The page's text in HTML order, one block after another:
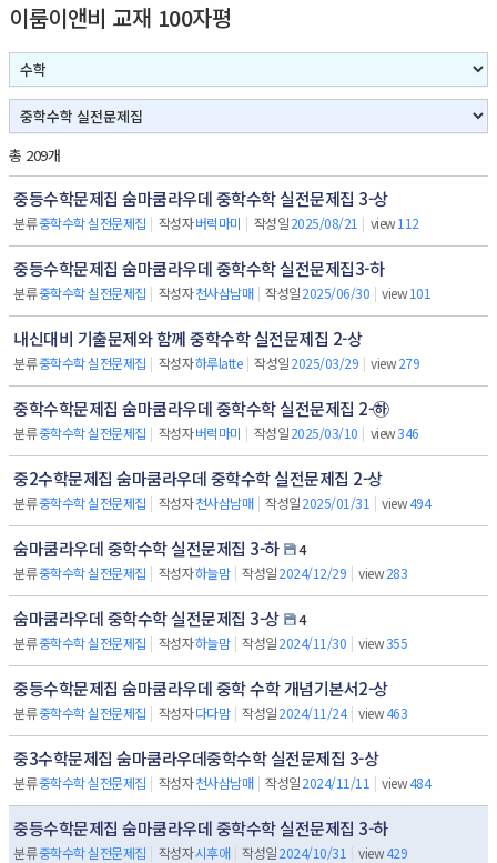
이룸이앤비 교재 100자평
총 209개
중등수학문제집 숨마쿰라우데 중학수학 실전문제집 3-상
분류중학수학 실전문제집 | 작성자버럭마미 | 작성일2025/08/21 | view112
중등수학문제집 숨마쿰라우데 중학수학 실전문제집3-하
분류중학수학 실전문제집 | 작성자천사삼남매 | 작성일2025/06/30 | view101
내신대비 기출문제와 함께 중학수학 실전문제집 2-상
분류중학수학 실전문제집 | 작성자하루latte | 작성일2025/03/29 | view279
중학수학문제집 숨마쿰라우데 중학수학 실전문제집 2-㉻
분류중학수학 실전문제집 | 작성자버럭마미 | 작성일2025/03/10 | view346
중2수학문제집 숨마쿰라우데 중학수학 실전문제집 2-상
분류중학수학 실전문제집 | 작성자천사삼남매 | 작성일2025/01/31 | view494
숨마쿰라우데 중학수학 실전문제집 3-하
4
분류중학수학 실전문제집 | 작성자하늘맘 | 작성일2024/12/29 | view283
숨마쿰라우데 중학수학 실전문제집 3-상
4
분류중학수학 실전문제집 | 작성자하늘맘 | 작성일2024/11/30 | view355
중등수학문제집 숨마쿰라우데 중학 수학 개념기본서2-상
분류중학수학 실전문제집 | 작성자다다맘 | 작성일2024/11/24 | view463
중3수학문제집 숨마쿰라우데중학수학 실전문제집 3-상
분류중학수학 실전문제집 | 작성자천사삼남매 | 작성일2024/11/11 | view484
중등수학문제집 숨마쿰라우데 중학수학 실전문제집 3-하
분류중학수학 실전문제집 | 작성자시후애 | 작성일2024/10/31 | view429